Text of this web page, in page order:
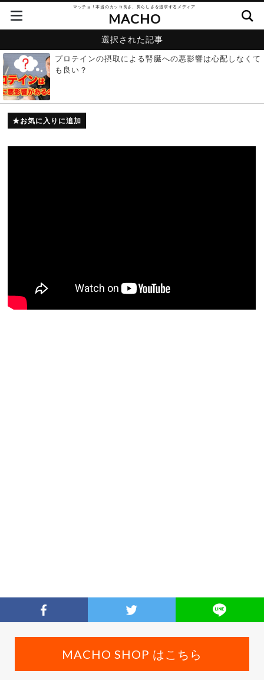
マッチョ！本当のカッコ良さ、男らしさを追求するメディア
MACHO
選択された記事
プロテインの摂取による腎臓への悪影響は心配しなくて
も良い？
お気に入りに追加
MACHO SHOP はこちら